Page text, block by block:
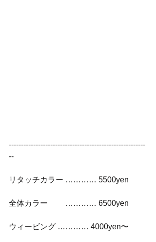
--------------------------------------------------------
--
リタッチカラー ………… 5500yen
全体カラー　　 ………… 6500yen
ウィービング ………… 4000yen〜